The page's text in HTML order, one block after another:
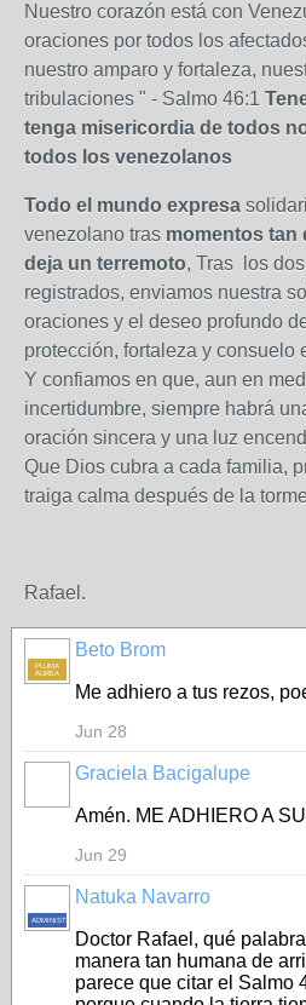
Nuestro corazón está con
oraciones por todos los
nuestro amparo y fortaleza,
tribulaciones " - Salmo 46:1
tenga misericordia de todos
todos los venezolanos
Todo el mundo expresa
venezolano tras momentos tan
deja un terremoto, Tras los
registrados, enviamos nuestra
oraciones y el deseo profundo
protección, fortaleza y consuelo
Y confiamos en que, aun en
incertidumbre, siempre habrá
oración sincera y una luz
Que Dios cubra a cada familia,
traiga calma después de la
Rafael.
PLUMA
ÁUREA
Beto Brom
Me adhiero a tus rezos,
Jun 28
Graciela Bacigalupe
Amén. ME ADHIERO A
Jun 29
ADMINISTRADOR
Natuka Navarro
Doctor Rafael, qué
manera tan humana de
parece que citar el Salmo